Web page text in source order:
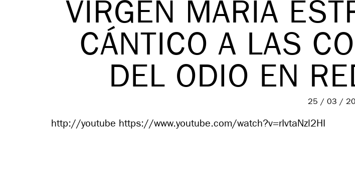
VIRGEN MARÍA
CÁNTICO A LAS
DEL ODIO EN
25 / 03 /
http://youtube https://www.youtube.com/watch?v=rIvtaNzl2HI